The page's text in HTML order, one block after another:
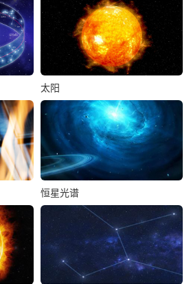
太阳
恒星光谱